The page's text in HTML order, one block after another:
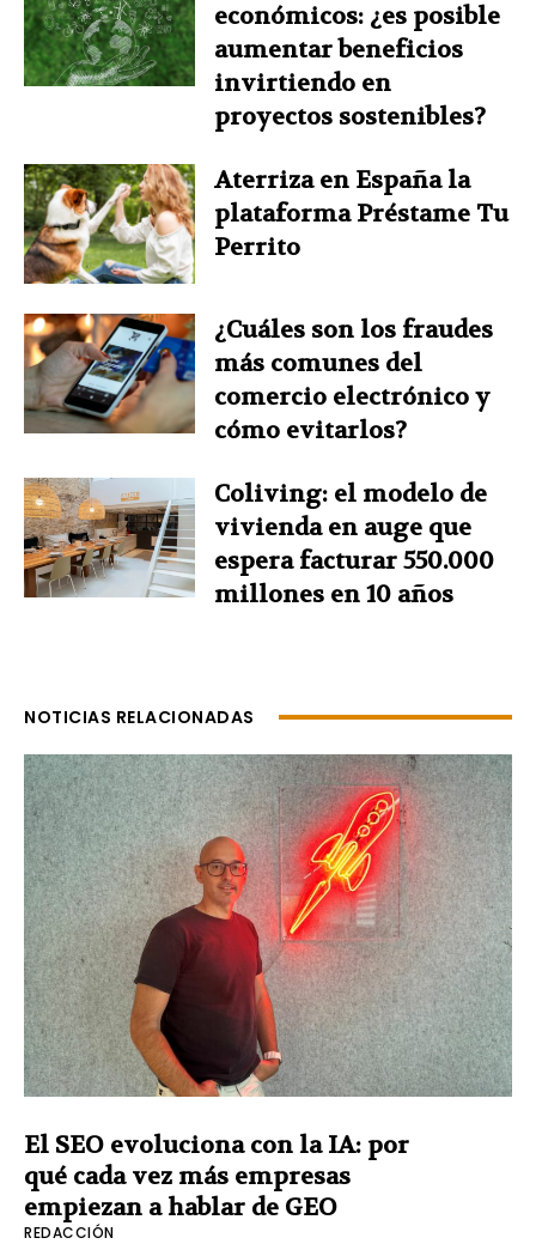
económicos: ¿es posible
aumentar beneficios
invirtiendo en
proyectos sostenibles?
Aterriza en España la
plataforma Préstame Tu
Perrito
¿Cuáles son los fraudes
más comunes del
comercio electrónico y
cómo evitarlos?
Coliving: el modelo de
vivienda en auge que
espera facturar 550.000
millones en 10 años
NOTICIAS RELACIONADAS
El SEO evoluciona con la IA: por
qué cada vez más empresas
empiezan a hablar de GEO
REDACCIÓN